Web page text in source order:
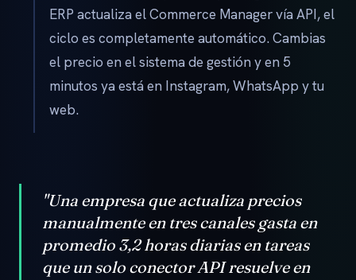
ERP actualiza el Commerce Manager vía API, el
ciclo es completamente automático. Cambias
el precio en el sistema de gestión y en 5
minutos ya está en Instagram, WhatsApp y tu
web.
"Una empresa que actualiza precios
manualmente en tres canales gasta en
promedio 3,2 horas diarias en tareas
que un solo conector API resuelve en